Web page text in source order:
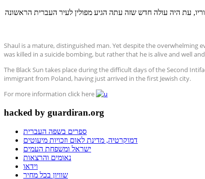
עת היה עולה חדש שזה עתה הגיע מפולין לעיר העברית הראשונה
Shaul is a mature, distinguished man. Yet despite the
was killed in a suicide bombing, but rather that he is alive and well
The Black Sun takes place during the difficult days of the Second
immigrant from Poland, having just arrived in the first Jewish city.
For more information click here
hacked by guardiran.org
ספרים בשפה העברית
דמוקרטיה, מדינת לאום וזכויות מיעוטים
ישראל ומשפחת העמים
נאומים והרצאות
וידאו
שוויון בכל מחיר